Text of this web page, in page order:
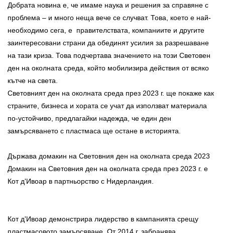
Добрата новина е, че имаме наука и решения за справяне с
проблема – и много неща вече се случват. Това, което е най-
необходимо сега, е правителствата, компаниите и другите
заинтересовани страни да обединят усилия за разрешаване
на тази криза. Това подчертава значението на този Световен
ден на околната среда, който мобилизира действия от всяко
кътче на света.
Световният ден на околната среда през 2023 г. ще покаже как
страните, бизнеса и хората се учат да използват материала
по-устойчиво, предлагайки надежда, че един ден
замърсяването с пластмаса ще остане в историята.
Държава домакин на Световния ден на околната среда 2023
Домакин на Световния ден на околната среда през 2023 г. е
Кот д'Ивоар в партньорство с Нидерландия.
Кот д'Ивоар демонстрира лидерство в кампанията срещу